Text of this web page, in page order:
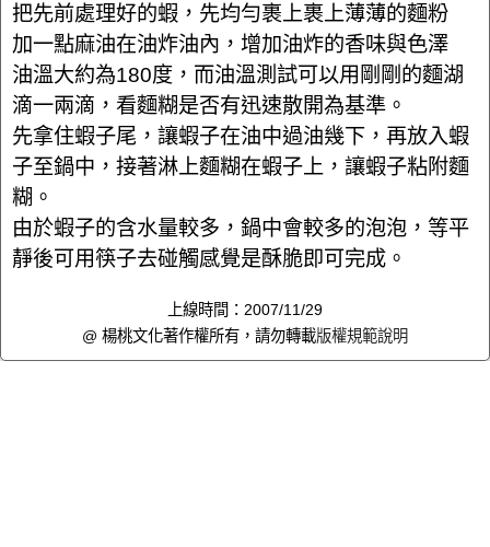
把先前處理好的蝦，先均勻裹上裹上薄薄的麵粉
加一點麻油在油炸油內，增加油炸的香味與色澤
油溫大約為180度，而油溫測試可以用剛剛的麵湖
滴一兩滴，看麵糊是否有迅速散開為基準。
先拿住蝦子尾，讓蝦子在油中過油幾下，再放入蝦
子至鍋中，接著淋上麵糊在蝦子上，讓蝦子粘附麵
糊。
由於蝦子的含水量較多，鍋中會較多的泡泡，等平
靜後可用筷子去碰觸感覺是酥脆即可完成。
上線時間：2007/11/29
@ 楊桃文化著作權所有，請勿轉載版權規範說明